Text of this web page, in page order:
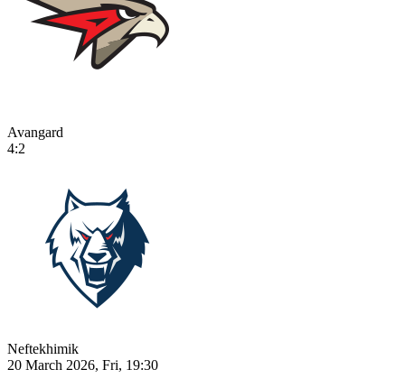
Avangard
4:2
Neftekhimik
20 March 2026, Fri, 19:30